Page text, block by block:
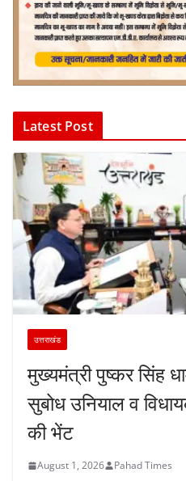
Latest Post
उत्तराखंड
मुख्यमंत्री पुष्कर सिंह
सुबोध उनियाल व
की भेंट
August 1, 2026 Pahad Times